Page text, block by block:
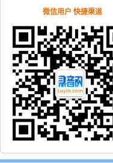
微信用户 快捷渠道